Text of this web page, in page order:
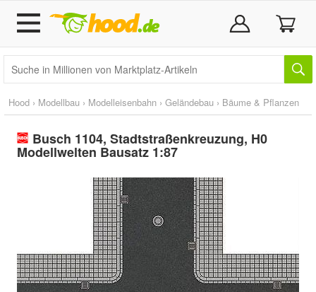
Hood › Modellbau › Modelleisenbahn › Geländebau › Bäume & Pflanzen
Busch 1104, Stadtstraßenkreuzung, H0
Modellwelten Bausatz 1:87